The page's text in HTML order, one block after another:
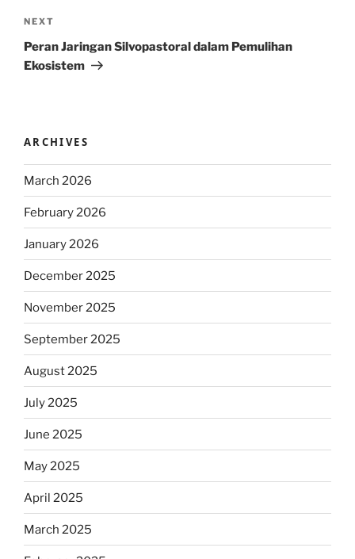
Next
Post
NEXT
Peran Jaringan Silvopastoral dalam Pemulihan
Ekosistem
ARCHIVES
March 2026
February 2026
January 2026
December 2025
November 2025
September 2025
August 2025
July 2025
June 2025
May 2025
April 2025
March 2025